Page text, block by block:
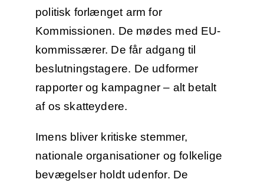
politisk forlænget arm for
Kommissionen. De mødes med EU-
kommissærer. De får adgang til
beslutningstagere. De udformer
rapporter og kampagner – alt betalt
af os skatteydere.
Imens bliver kritiske stemmer,
nationale organisationer og folkelige
bevægelser holdt udenfor. De